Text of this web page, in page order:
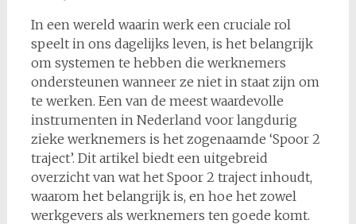
In een wereld waarin werk een cruciale rol
speelt in ons dagelijks leven, is het belangrijk
om systemen te hebben die werknemers
ondersteunen wanneer ze niet in staat zijn om
te werken. Een van de meest waardevolle
instrumenten in Nederland voor langdurig
zieke werknemers is het zogenaamde ‘Spoor 2
traject’. Dit artikel biedt een uitgebreid
overzicht van wat het Spoor 2 traject inhoudt,
waarom het belangrijk is, en hoe het zowel
werkgevers als werknemers ten goede komt.